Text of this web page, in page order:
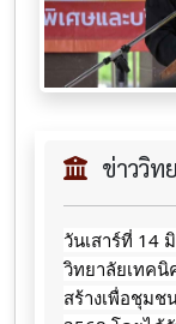
ข่าววิท
วันเสาร์​ที่​ 14
วิทยาลัยเทคนิ
สร้างเพื่อชุมช